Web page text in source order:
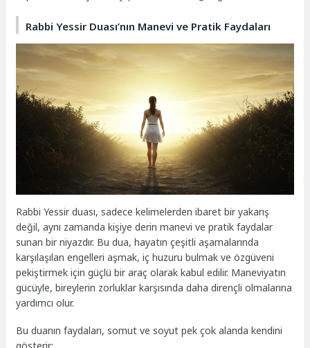
Rabbi Yessir Duası’nın Manevi ve Pratik Faydaları
Rabbi Yessir duası, sadece kelimelerden ibaret bir yakarış
değil, aynı zamanda kişiye derin manevi ve pratik faydalar
sunan bir niyazdır. Bu dua, hayatın çeşitli aşamalarında
karşılaşılan engelleri aşmak, iç huzuru bulmak ve özgüveni
pekiştirmek için güçlü bir araç olarak kabul edilir. Maneviyatın
gücüyle, bireylerin zorluklar karşısında daha dirençli olmalarına
yardımcı olur.
Bu duanın faydaları, somut ve soyut pek çok alanda kendini